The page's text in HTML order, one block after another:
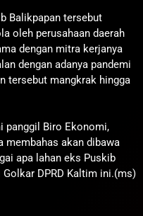
Balikpapan tersebut
oleh perusahaan daerah
dengan mitra kerjanya
dengan adanya pandemi
tersebut mangkrak hingga
panggil Biro Ekonomi,
membahas akan dibawa
apa lahan eks Puskib
DPRD Kaltim ini.(ms)